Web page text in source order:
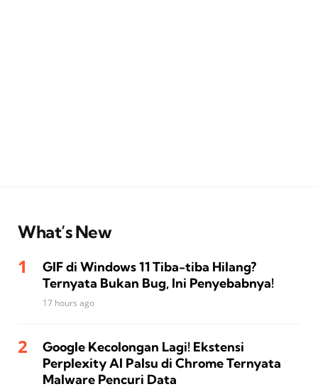
What’s New
GIF di Windows 11 Tiba-tiba Hilang?
Ternyata Bukan Bug, Ini Penyebabnya!
17 hours ago
Google Kecolongan Lagi! Ekstensi
Perplexity AI Palsu di Chrome Ternyata
Malware Pencuri Data